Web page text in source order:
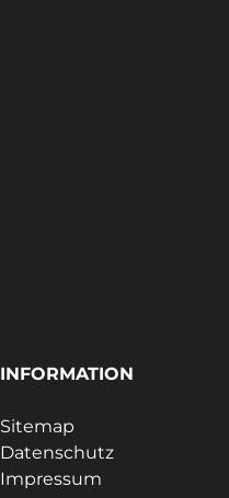
INFORMATION
Sitemap
Datenschutz
Impressum